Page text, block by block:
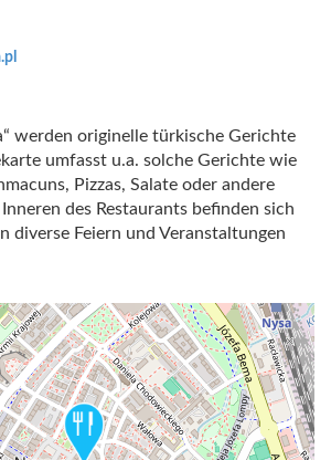
werden originelle türkische Gerichte
umfasst u.a. solche Gerichte wie
Pizzas, Salate oder andere
des Restaurants befinden sich
diverse Feiern und Veranstaltungen